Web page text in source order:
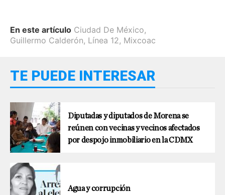
En este artículo Ciudad De México,
Guillermo Calderón, Línea 12, Mixcoac
TE PUEDE INTERESAR
Diputadas y diputados de Morena se
reúnen con vecinas y vecinos afectados
por despojo inmobiliario en la CDMX
Agua y corrupción